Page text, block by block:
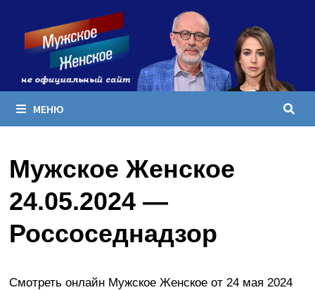
содержимому
МЕНЮ
Мужское Женское
24.05.2024 —
Россоседнадзор
Смотреть онлайн Мужское Женское от 24 мая 2024